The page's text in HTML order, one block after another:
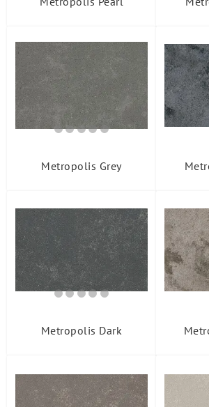
Metropolis Grey
Metropolis Dark